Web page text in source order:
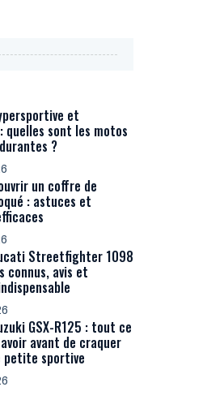
et
quelles sont les motos
?
un coffre de
: astuces et
Streetfighter 1098
connus, avis et
GSX-R125 : tout ce
avant de craquer
sportive